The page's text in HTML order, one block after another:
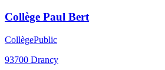
Collège Paul Bert
CollègePublic
93700 Drancy